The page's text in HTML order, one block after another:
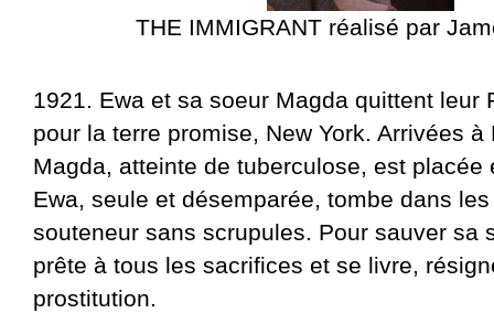
THE IMMIGRANT réalisé par
1921. Ewa et sa soeur Magda quittent leur
pour la terre promise, New York. Arrivées à
Magda, atteinte de tuberculose, est placée
Ewa, seule et désemparée, tombe dans
souteneur sans scrupules. Pour sauver sa
prête à tous les sacrifices et se livre,
prostitution.